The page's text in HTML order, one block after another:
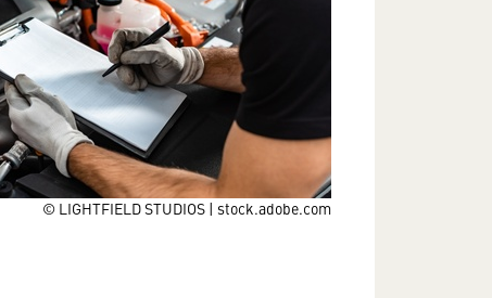
© LIGHTFIELD STUDIOS | stock.adobe.com